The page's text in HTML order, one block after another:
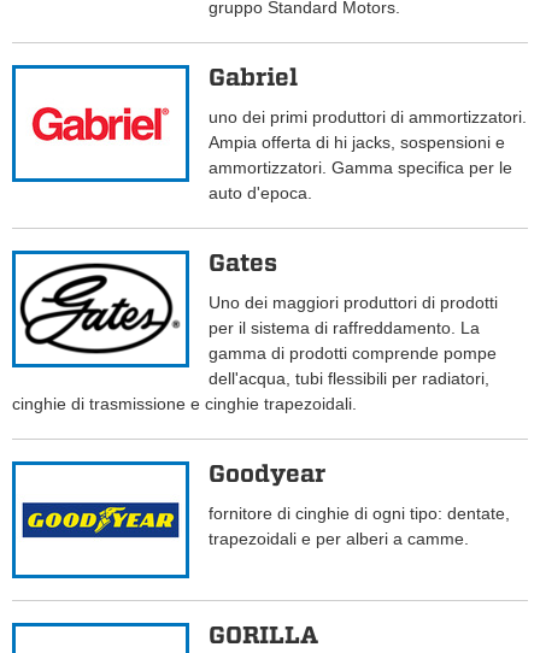
gruppo Standard Motors.
Gabriel
uno dei primi produttori di ammortizzatori.
Ampia offerta di hi jacks, sospensioni e
ammortizzatori. Gamma specifica per le
auto d'epoca.
Gates
Uno dei maggiori produttori di prodotti
per il sistema di raffreddamento. La
gamma di prodotti comprende pompe
dell'acqua, tubi flessibili per radiatori,
cinghie di trasmissione e cinghie trapezoidali.
Goodyear
fornitore di cinghie di ogni tipo: dentate,
trapezoidali e per alberi a camme.
GORILLA